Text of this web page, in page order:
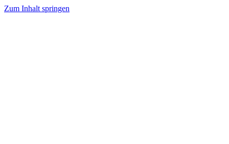
Zum Inhalt springen